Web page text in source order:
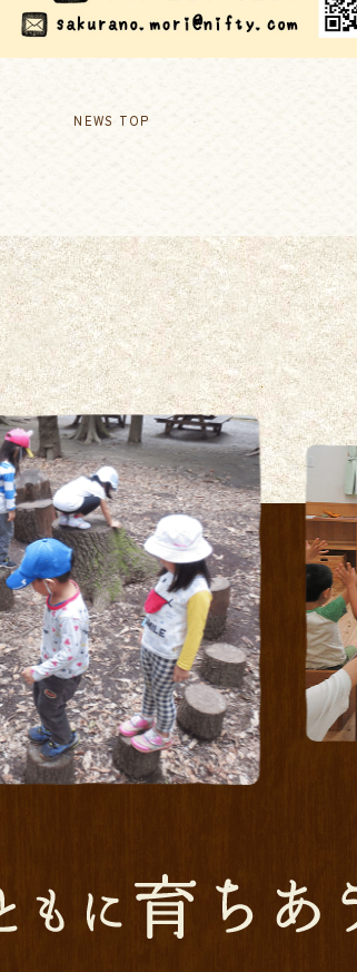
NEWS TOP